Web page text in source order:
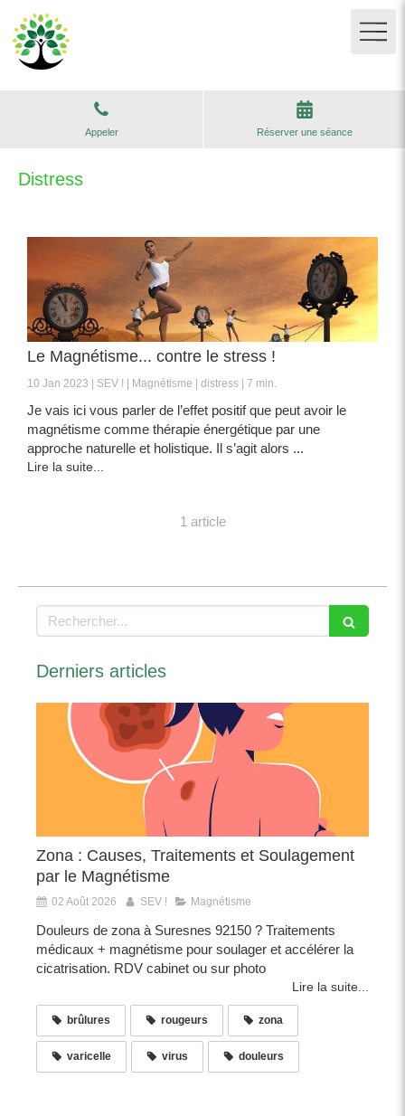
Appeler Réserver une séance
Distress
Le Magnétisme... contre le stress !
10 Jan 2023 SEV ! Magnétisme distress 7 min.
Je vais ici vous parler de l’effet positif que peut avoir le
magnétisme comme thérapie énergétique par une
approche naturelle et holistique. Il s’agit alors ...
Lire la suite...
1 article
Rechercher
Derniers articles
Zona : Causes, Traitements et Soulagement
par le Magnétisme
02 Août 2026 SEV ! Magnétisme
Douleurs de zona à Suresnes 92150 ? Traitements
médicaux + magnétisme pour soulager et accélérer la
cicatrisation. RDV cabinet ou sur photo
Lire la suite...
brûlures rougeurs zona
varicelle virus douleurs